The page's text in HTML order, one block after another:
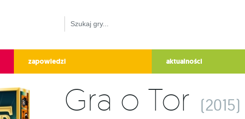
zapowiedzi aktualności
Gra o Tor (2015)